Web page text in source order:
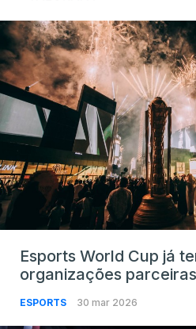
Esports World Cup já
organizações parceiras
ESPORTS 30 mar 2026